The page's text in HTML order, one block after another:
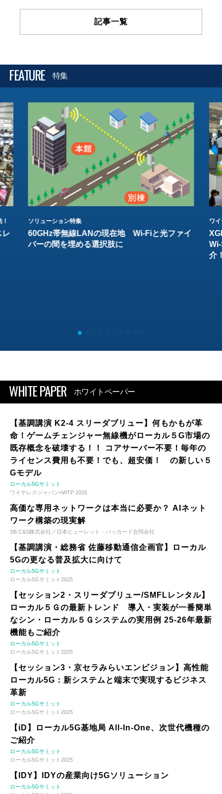
記事一覧
FEATURE 特集
レ
ソリューション特集
60GHz帯無線LANの現在地 Wi-Fiと光ファイ
バーの間を埋める選択肢に
ワ
介
WHITE PAPER ホワイトペーパー
【基調講演 K2-4 スリーダブリュー】何もかもが革
命！ゲームチェンジャー無線機がローカル５G市場の
既存概念を破壊する！！ コアサーバー不要！毎年の
ライセンス費用も不要！でも、超安価！ の新しい５
Gモデル
ローカル5Gサミット
ワイヤレスジャパン×WTP 2026
高価な専用ネットワークは本当に必要か？ AIネット
ワーク構築の現実解
SB C&S株式会社／日本ヒューレット・パッカード合同会社
【基調講演・総務省 佐藤移動通信企画官】ローカル
5Gの更なる普及拡大に向けて
ローカル5Gサミット
ローカル5Gサミット2025
【セッション2・スリーダブリュー/SMFLレンタル】
ローカル５Ｇの最新トレンド 導入・実装が一番簡単
なシン・ローカル５Ｇシステムの実用例 25-26年最新
機能もご紹介
ローカル5Gサミット
ローカル5Gサミット2025
【セッション3・京セラみらいエンビジョン】高性能
ローカル5G：新システムと端末で実現するビジネス
革新
ローカル5Gサミット
ローカル5Gサミット2025
【iD】ローカル5G基地局 All-In-One、次世代機種の
ご紹介
ローカル5Gサミット
ローカル5Gサミット2025
【IDY】IDYの産業向け5Gソリューション
ローカル5Gサミット